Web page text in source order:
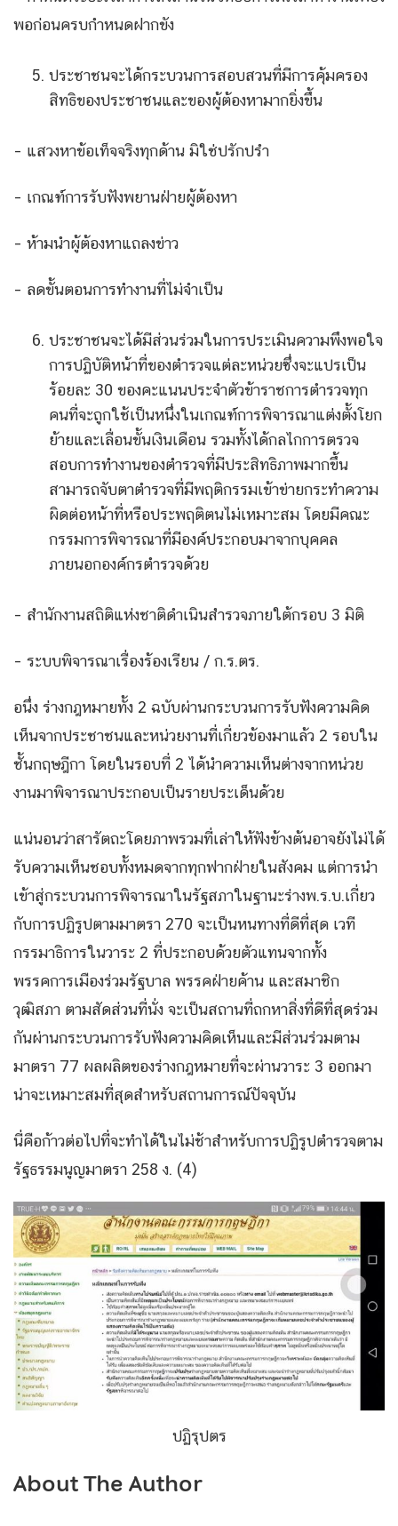
พอก่อนครบกำหนดฝากขัง
ประชาชนจะได้กระบวนการสอบสวนที่มีการคุ้มครอง
สิทธิของประชาชนและของผู้ต้องหามากยิ่งขึ้น
– แสวงหาข้อเท็จจริงทุกด้าน มิใช่ปรักปรำ
– เกณฑ์การรับฟังพยานฝ่ายผู้ต้องหา
– ห้ามนำผู้ต้องหาแถลงข่าว
– ลดขั้นตอนการทำงานที่ไม่จำเป็น
ประชาชนจะได้มีส่วนร่วมในการประเมินความพึงพอใจ
การปฏิบัติหน้าที่ของตำรวจแต่ละหน่วยซึ่งจะแปรเป็น
ร้อยละ 30 ของคะแนนประจำตัวข้าราชการตำรวจทุก
คนที่จะถูกใช้เป็นหนึ่งในเกณฑ์การพิจารณาแต่งตั้งโยก
ย้ายและเลื่อนขั้นเงินเดือน รวมทั้งได้กลไกการตรวจ
สอบการทำงานของตำรวจที่มีประสิทธิภาพมากขึ้น
สามารถจับตาตำรวจที่มีพฤติกรรมเข้าข่ายกระทำความ
ผิดต่อหน้าที่หรือประพฤติตนไม่เหมาะสม โดยมีคณะ
กรรมการพิจารณาที่มีองค์ประกอบมาจากบุคคล
ภายนอกองค์กรตำรวจด้วย
– สำนักงานสถิติแห่งชาติดำเนินสำรวจภายใต้กรอบ 3 มิติ
– ระบบพิจารณาเรื่องร้องเรียน / ก.ร.ตร.
อนึ่ง ร่างกฎหมายทั้ง 2 ฉบับผ่านกระบวนการรับฟังความคิด
เห็นจากประชาชนและหน่วยงานที่เกี่ยวข้องมาแล้ว 2 รอบใน
ชั้นกฤษฎีกา โดยในรอบที่ 2 ได้นำความเห็นต่างจากหน่วย
งานมาพิจารณาประกอบเป็นรายประเด็นด้วย
แน่นอนว่าสารัตถะโดยภาพรวมที่เล่าให้ฟังข้างต้นอาจยังไม่ได้
รับความเห็นชอบทั้งหมดจากทุกฟากฝ่ายในสังคม แต่การนำ
เข้าสู่กระบวนการพิจารณาในรัฐสภาในฐานะร่างพ.ร.บ.เกี่ยว
กับการปฏิรูปตามมาตรา 270 จะเป็นหนทางที่ดีที่สุด เวที
กรรมาธิการในวาระ 2 ที่ประกอบด้วยตัวแทนจากทั้ง
พรรคการเมืองร่วมรัฐบาล พรรคฝ่ายค้าน และสมาชิก
วุฒิสภา ตามสัดส่วนที่นั่ง จะเป็นสถานที่ถกหาสิ่งที่ดีที่สุดร่วม
กันผ่านกระบวนการรับฟังความคิดเห็นและมีส่วนร่วมตาม
มาตรา 77 ผลผลิตของร่างกฎหมายที่จะผ่านวาระ 3 ออกมา
น่าจะเหมาะสมที่สุดสำหรับสถานการณ์ปัจจุบัน
นี่คือก้าวต่อไปที่จะทำได้ในไม่ช้าสำหรับการปฏิรูปตำรวจตาม
รัฐธรรมนูญมาตรา 258 ง. (4)
ปฏิรุปตร
About The Author